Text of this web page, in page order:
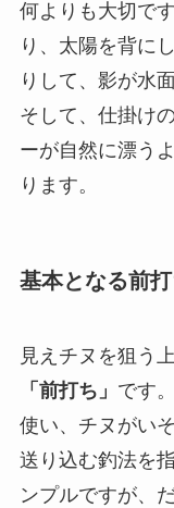
何よりも大切で
り、太陽を背に
りして、影が水
そして、仕掛け
ーが自然に漂う
ります。
基本となる前
見えチヌを狙う
「前打ち」 です
使い、チヌがい
送り込む釣法を
ンプルですが、